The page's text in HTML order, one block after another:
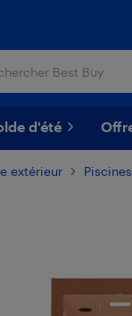
d'été
extérieur